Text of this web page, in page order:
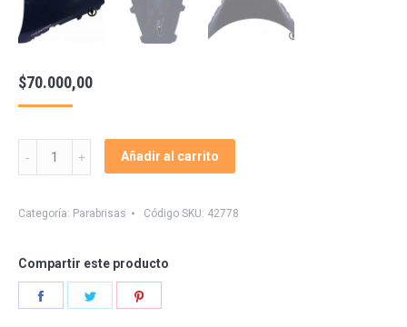
$70.000,00
Burbuja
R1
Añadir al carrito
Categoría: Parabrisas Código SKU: 42778
Compartir este producto